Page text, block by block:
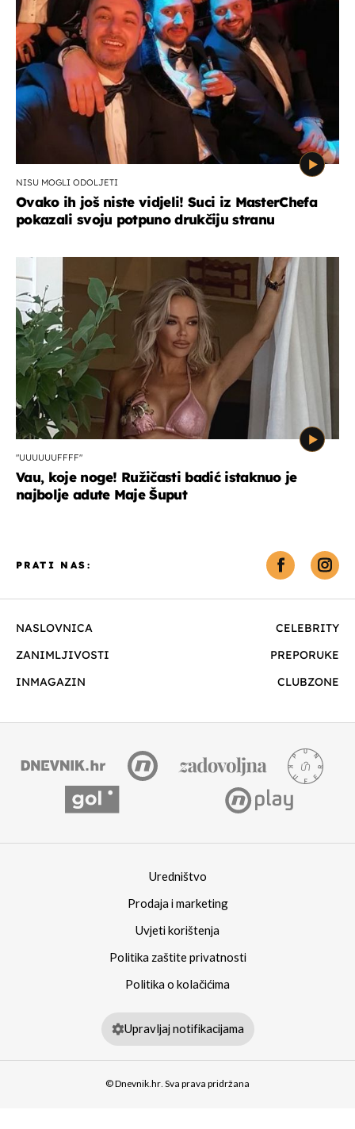
NISU MOGLI ODOLJETI
Ovako ih još niste vidjeli! Suci iz MasterChefa
pokazali svoju potpuno drukčiju stranu
"UUUUUUFFFF"
Vau, koje noge! Ružičasti badić istaknuo je
najbolje adute Maje Šuput
NASLOVNICA
CELEBRITY
ZANIMLJIVOSTI
PREPORUKE
INMAGAZIN
CLUBZONE
PRATI NAS:
Uredništvo
Prodaja i marketing
Uvjeti korištenja
Politika zaštite privatnosti
Politika o kolačićima
Upravljaj notifikacijama
© Dnevnik.hr. Sva prava pridržana